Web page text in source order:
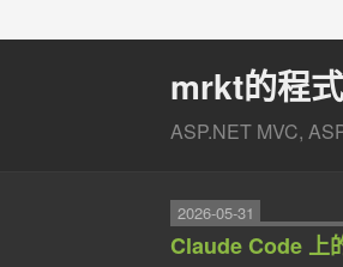
mrkt的程
ASP.NET MVC,
2026-05-31
Claude Code 上